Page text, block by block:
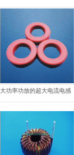
大功率功放的超大电流电感